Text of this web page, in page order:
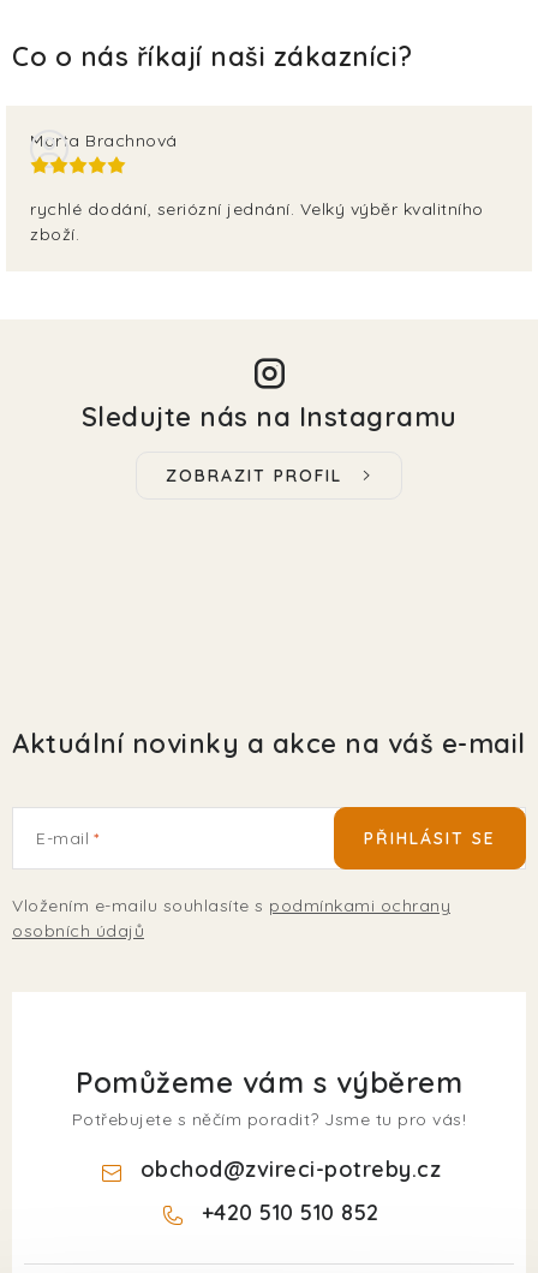
Marta Brachnová
rychlé dodání, seriózní jednání. Velký výběr kvalitního
zboží.
Sledujte nás na Instagramu
ZOBRAZIT PROFIL
Aktuální novinky a akce na váš e-mail
E-mail
Vložením e-mailu souhlasíte s podmínkami ochrany
osobních údajů
PŘIHLÁSIT SE
Pomůžeme vám s výběrem
Potřebujete s něčím poradit? Jsme tu pro vás!
obchod@zvireci-potreby.cz
+420 510 510 852